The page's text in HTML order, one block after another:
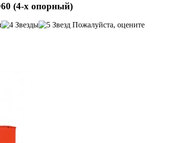
(4-х опорный)
Пожалуйста, оцените